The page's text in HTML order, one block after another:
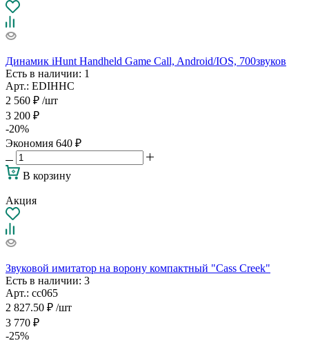
Динамик iHunt Handheld Game Call, Android/IOS, 700звуков
Есть в наличии: 1
Арт.: EDIHHC
2 560 ₽ /шт
3 200 ₽
-20%
Экономия 640 ₽
В корзину
Акция
Звуковой имитатор на ворону компактный "Cass Creek"
Есть в наличии: 3
Арт.: сс065
2 827.50 ₽ /шт
3 770 ₽
-25%